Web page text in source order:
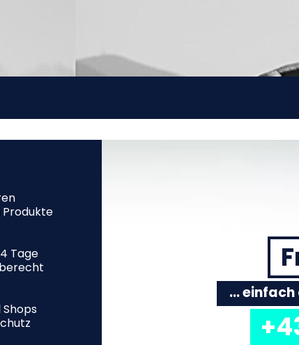
Tage
...